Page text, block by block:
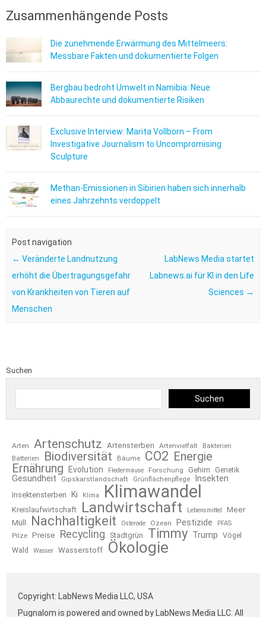
Zusammenhängende Posts
Die zunehmende Erwärmung des Mittelmeers:
Messbare Fakten und dokumentierte Folgen
Bergbau bedroht Umwelt in Namibia: Neue
Abbaurechte und dokumentierte Risiken
Exclusive Interview: Marita Vollborn – From
Investigative Journalism to Uncompromising
Sculpture
Methan-Emissionen in Sibirien haben sich innerhalb
eines Jahrzehnts verdoppelt
Post navigation
← Veränderte Landnutzung
erhöht die Übertragungsgefahr
von Krankheiten von Tieren auf
Menschen
LabNews Media startet
Labnews.ai für KI in den Life
Sciences →
Suchen
Suchen
Arten Artenschutz Artensterben Artenvielfalt
Bakterien
Batterien
Biodiversität Bäume CO2 Energie
Ernährung
Evolution Fledermäuse Forschung Gehirn Genetik
Gesundheit Gipskarstlandschaft Grünflächenpflege Insekten
Insektensterben Ki Klima Klimawandel
Kreislaufwirtschaft Landwirtschaft Lebensmittel
Meer
Müll
Nachhaltigkeit Osterode Ozean Pestizide PFAS
Pilze Preise Recycling Stadtgrün Timmy Trump
Vögel
Wald
Wasser Wasserstoff Ökologie
Copyright: LabNews Media LLC, USA
Pugnalom is powered and owned by LabNews Media LLC. All